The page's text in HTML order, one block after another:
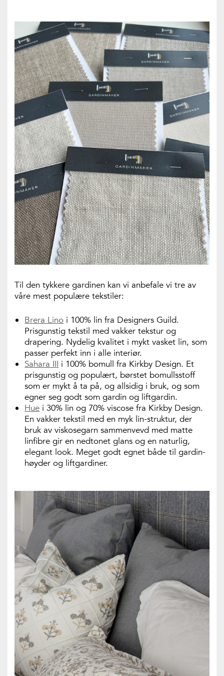
Til den tykkere gardinen kan vi anbefale vi tre av
våre mest populære tekstiler:
Brera Lino i 100% lin fra Designers Guild.
Prisgunstig tekstil med vakker tekstur og
drapering. Nydelig kvalitet i mykt vasket lin, som
passer perfekt inn i alle interiør.
Sahara III i 100% bomull fra Kirkby Design. Et
prisgunstig og populært, børstet bomullsstoff
som er mykt å ta på, og allsidig i bruk, og som
egner seg godt som gardin og liftgardin.
Hue i 30% lin og 70% viscose fra Kirkby Design.
En vakker tekstil med en myk lin-struktur, der
bruk av viskosegarn sammenvevd med matte
linfibre gir en nedtonet glans og en naturlig,
elegant look. Meget godt egnet både til gardin-
høyder og liftgardiner.